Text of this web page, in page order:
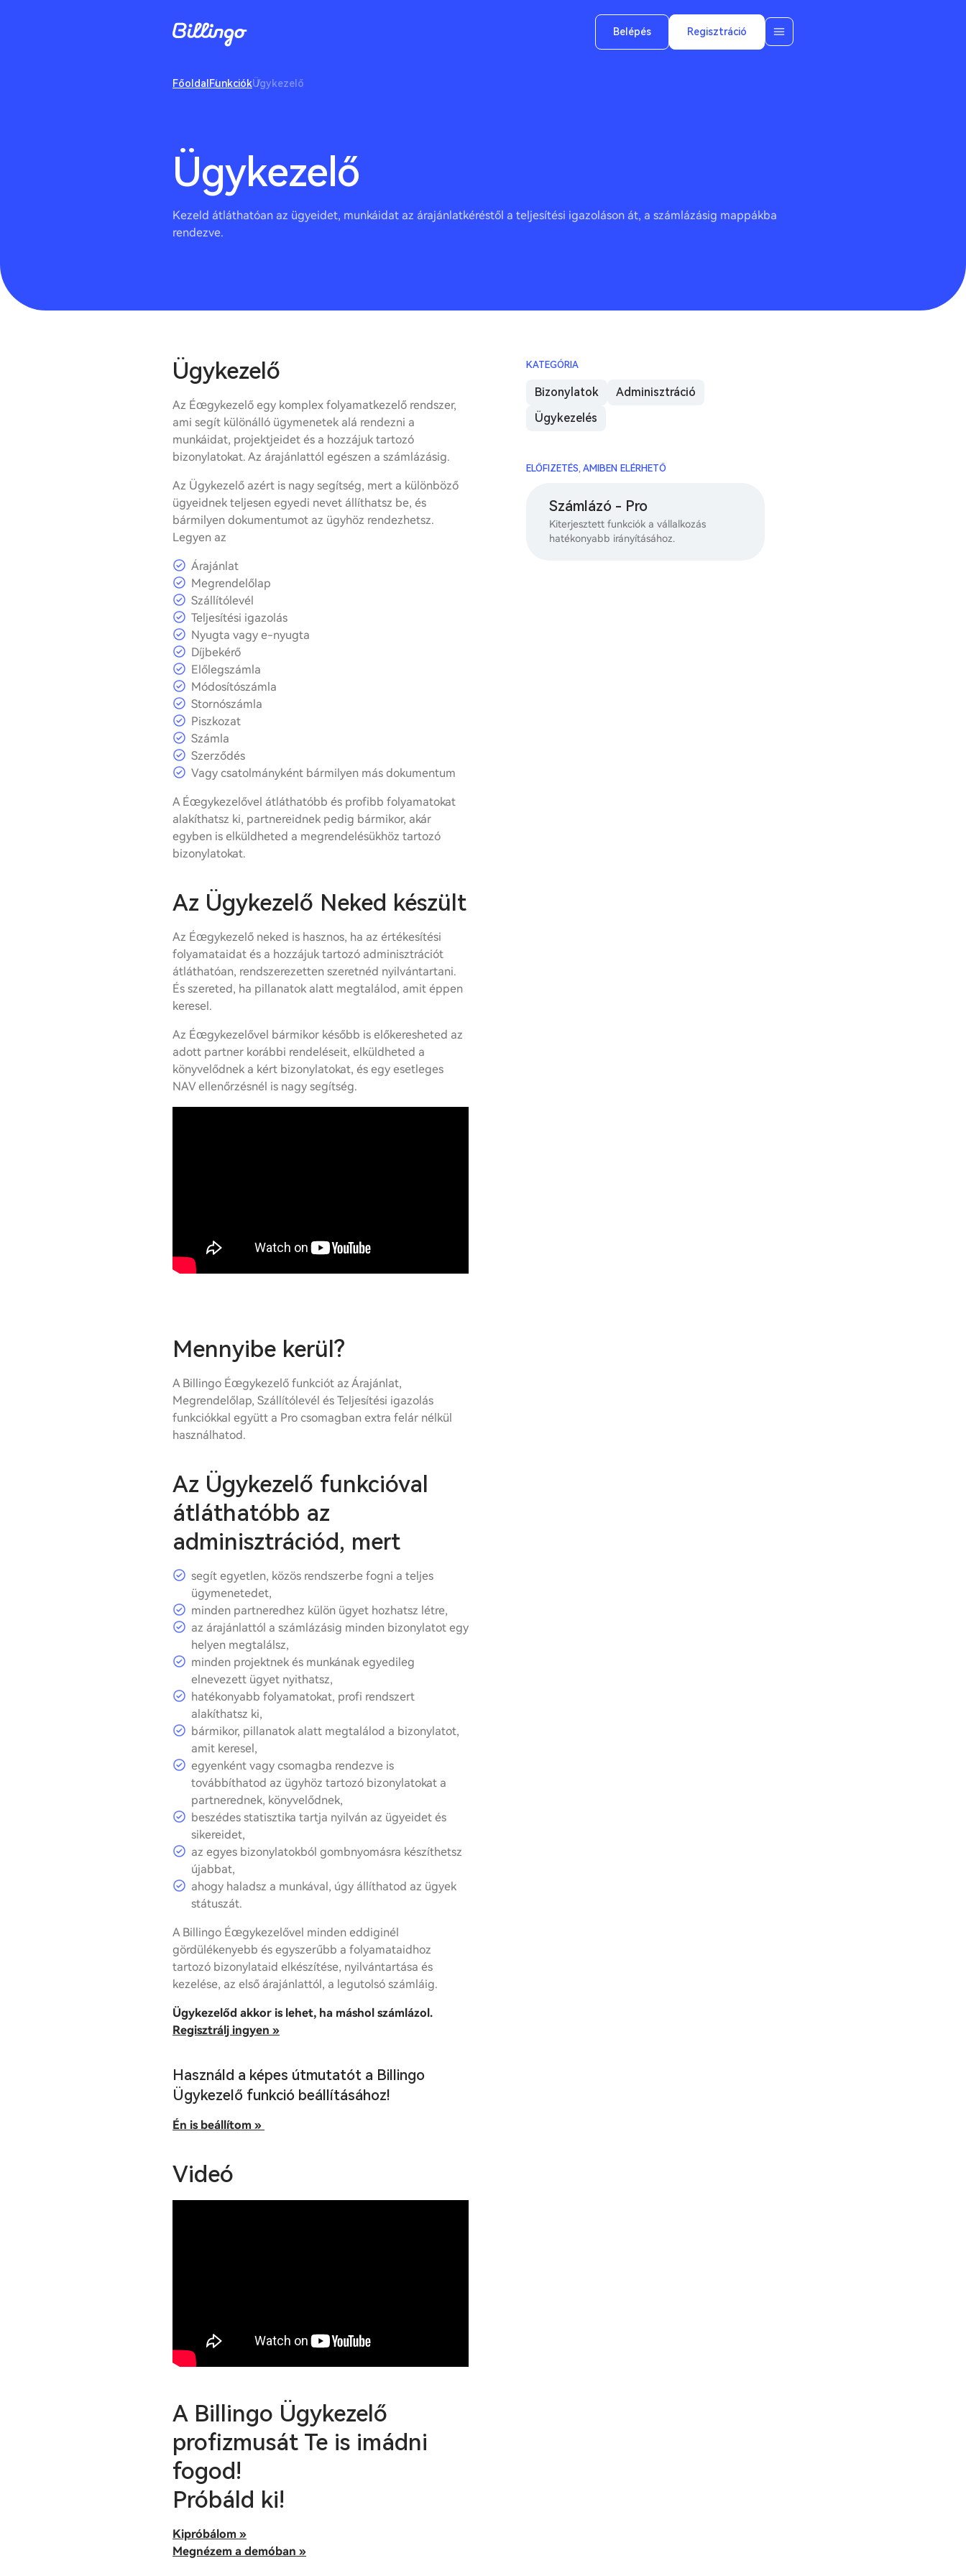
Belépés Regisztráció
Főoldal FunkciókÜgykezelő
Ügykezelő
Kezeld átláthatóan az ügyeidet, munkáidat az árajánlatkéréstől a teljesítési igazoláson át, a számlázásig mappákba
rendezve.
Ügykezelő
Az Éœgykezelő egy komplex folyamatkezelő rendszer,
ami segít különálló ügymenetek alá rendezni a
munkáidat, projektjeidet és a hozzájuk tartozó
bizonylatokat. Az árajánlattól egészen a számlázásig.
Az Ügykezelő azért is nagy segítség, mert a különböző
ügyeidnek teljesen egyedi nevet állíthatsz be, és
bármilyen dokumentumot az ügyhöz rendezhetsz.
Legyen az
Árajánlat
Megrendelőlap
Szállítólevél
Teljesítési igazolás
Nyugta vagy e-nyugta
Díjbekérő
Előlegszámla
Módosítószámla
Stornószámla
Piszkozat
Számla
Szerződés
Vagy csatolmányként bármilyen más dokumentum
A Éœgykezelővel átláthatóbb és profibb folyamatokat
alakíthatsz ki, partnereidnek pedig bármikor, akár
egyben is elküldheted a megrendelésükhöz tartozó
bizonylatokat.
Az Ügykezelő Neked készült
Az Éœgykezelő neked is hasznos, ha az értékesítési
folyamataidat és a hozzájuk tartozó adminisztrációt
átláthatóan, rendszerezetten szeretnéd nyilvántartani.
És szereted, ha pillanatok alatt megtalálod, amit éppen
keresel.
Az Éœgykezelővel bármikor később is előkeresheted az
adott partner korábbi rendeléseit, elküldheted a
könyvelődnek a kért bizonylatokat, és egy esetleges
NAV ellenőrzésnél is nagy segítség.
Mennyibe kerül?
A Billingo Éœgykezelő funkciót az Árajánlat,
Megrendelőlap, Szállítólevél és Teljesítési igazolás
funkciókkal együtt a Pro csomagban extra felár nélkül
használhatod.
Az Ügykezelő funkcióval
átláthatóbb az
adminisztrációd, mert
segít egyetlen, közös rendszerbe fogni a teljes
ügymenetedet,
minden partneredhez külön ügyet hozhatsz létre,
az árajánlattól a számlázásig minden bizonylatot egy
helyen megtalálsz,
minden projektnek és munkának egyedileg
elnevezett ügyet nyithatsz,
hatékonyabb folyamatokat, profi rendszert
alakíthatsz ki,
bármikor, pillanatok alatt megtalálod a bizonylatot,
amit keresel,
egyenként vagy csomagba rendezve is
továbbíthatod az ügyhöz tartozó bizonylatokat a
partnerednek, könyvelődnek,
beszédes statisztika tartja nyilván az ügyeidet és
sikereidet,
az egyes bizonylatokból gombnyomásra készíthetsz
újabbat,
ahogy haladsz a munkával, úgy állíthatod az ügyek
státuszát.
A Billingo Éœgykezelővel minden eddiginél
gördülékenyebb és egyszerűbb a folyamataidhoz
tartozó bizonylataid elkészítése, nyilvántartása és
kezelése, az első árajánlattól, a legutolsó számláig.
Ügykezelőd akkor is lehet, ha máshol számlázol.
Regisztrálj ingyen »
Használd a képes útmutatót a Billingo
Ügykezelő funkció beállításához!
Én is beállítom »
Videó
A Billingo Ügykezelő
profizmusát Te is imádni
fogod!
Próbáld ki!
Kipróbálom »
Megnézem a demóban »
KATEGÓRIA
Bizonylatok
Adminisztráció
Ügykezelés
ELŐFIZETÉS, AMIBEN ELÉRHETŐ
Számlázó - Pro
Kiterjesztett funkciók a vállalkozás
hatékonyabb irányításához.